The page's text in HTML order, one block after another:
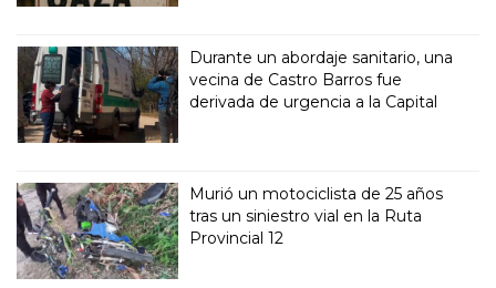
Durante un abordaje sanitario, una
vecina de Castro Barros fue
derivada de urgencia a la Capital
Murió un motociclista de 25 años
tras un siniestro vial en la Ruta
Provincial 12